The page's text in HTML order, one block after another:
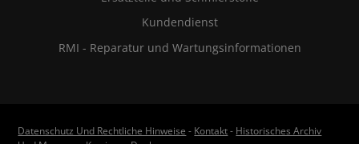
Kundendienst
RMI - Reparatur und Wartungsinformationen
Datenschutz Und Rechtliche Hinweise - Kontakt- Historisches Archiv